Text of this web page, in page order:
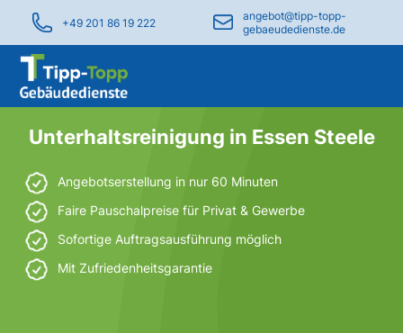
+49 201 86 19 222
angebot@tipp-topp-
gebaeudedienste.de
Unterhaltsreinigung in Essen Steele
Angebotserstellung in nur 60 Minuten
Faire Pauschalpreise für Privat & Gewerbe
Sofortige Auftragsausführung möglich
Mit Zufriedenheitsgarantie